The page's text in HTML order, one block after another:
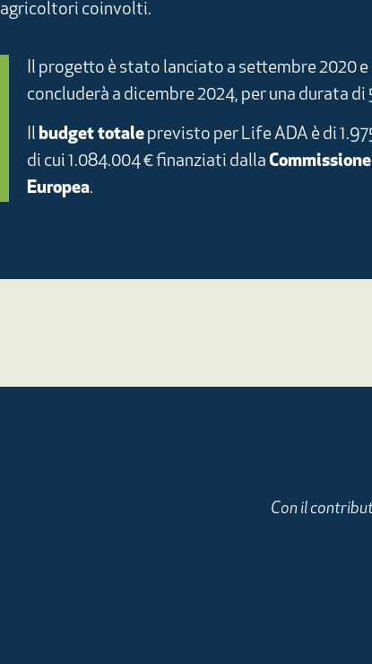
agricoltori coinvolti.
Il progetto è stato lanciato a settembre 2020 e
concluderà a dicembre 2024, per una durata di
Il budget totale previsto per Life ADA è di
di cui 1.084.004 € finanziati dalla Commissione
Europea.
Con il